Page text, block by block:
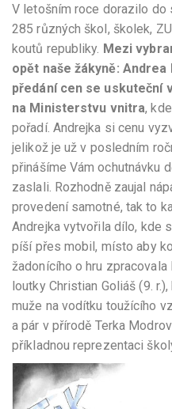
V letošním roce dorazilo do
285 různých škol, školek,
koutů republiky. Mezi
opět naše žákyně:
předání cen se uskuteční
na Ministerstvu vnitra,
pořadí. Andrejka si cenu
jelikož je už v posledním
přinášíme Vám ochutnávku
zaslali. Rozhodně zaujal
provedení samotné, tak to
Andrejka vytvořila dílo, kde
píší přes mobil, místo aby
žadonícího o hru zpracovala
loutky Christian Goliáš (9.
muže na vodítku toužícího
a pár v přírodě Terka
příkladnou reprezentaci